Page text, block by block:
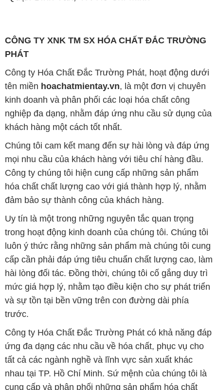
kinh doanh và phân phối các loại hóa chất công
nghiệp đa dạng, nhằm đáp ứng nhu cầu sử dụng của
khách hàng một cách tốt nhất.
Chúng tôi cam kết mang đến sự hài lòng và đáp ứng
mọi nhu cầu của khách hàng với tiêu chí hàng đầu.
Công ty chúng tôi hiện cung cấp những sản phẩm
hóa chất chất lượng cao với giá thành hợp lý, nhằm
đảm bảo sự thành công của khách hàng.
Uy tín là một trong những nguyên tắc quan trọng
trong hoạt động kinh doanh của chúng tôi. Chúng tôi
luôn ý thức rằng những sản phẩm mà chúng tôi cung
cấp cần phải đáp ứng tiêu chuẩn chất lượng cao, làm
hài lòng đối tác. Đồng thời, chúng tôi cố gắng duy trì
mức giá hợp lý, nhằm tạo điều kiện cho sự phát triển
và sự tồn tại bền vững trên con đường dài phía
trước.
Công ty Hóa Chất Đắc Trường Phát có khả năng đáp
ứng đa dạng các nhu cầu về hóa chất, phục vụ cho
tất cả các ngành nghề và lĩnh vực sản xuất khác
nhau tại TP. Hồ Chí Minh. Sứ mệnh của chúng tôi là
cung cấp và phân phối những sản phẩm hóa chất
đảm bảo chất lượng và giá thành tốt nhất trên thị
trường.
Đội ngũ nhân viên của chúng tôi là những chuyên gia
giàu kinh nghiệm và kiến thức sâu về ngành hóa